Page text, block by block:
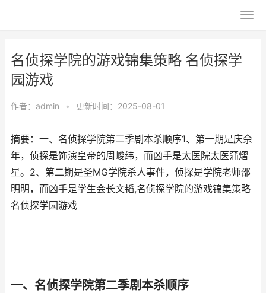
名侦探学院的游戏锦集策略 名侦探学
园游戏
作者： admin • 更新时间：2025-08-01
摘要：一、名侦探学院第二季剧本杀顺序1、第一期是庆佘
年，侦探是饰演皇帝的周峻纬，而凶手是太医院太医蒲熠
星。2、第二期是圣MG学院杀人事件，侦探是学院老师邵
明明，而凶手是学生会长文韬,名侦探学院的游戏锦集策略
名侦探学园游戏
一、名侦探学院第二季剧本杀顺序